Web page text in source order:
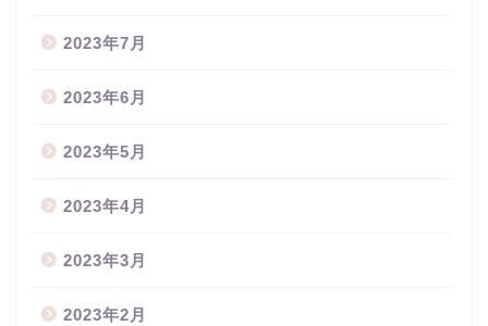
2023年7月
2023年6月
2023年5月
2023年4月
2023年3月
2023年2月